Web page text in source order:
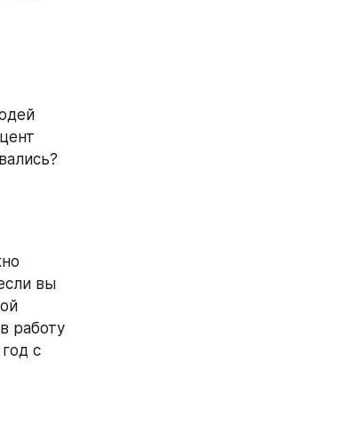
вы
работу
с